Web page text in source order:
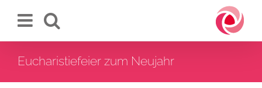
Inhalt
Eucharistiefeier zum Neujahr